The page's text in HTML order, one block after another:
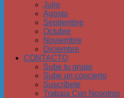
Julio
Agosto
Septiembre
Octubre
Noviembre
Diciembre
CONTACTO
Sube tu grupo
Sube un concierto
Suscríbete
Trabaja Con Nosotros